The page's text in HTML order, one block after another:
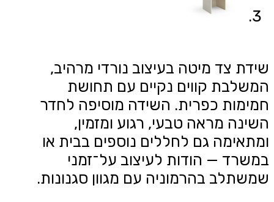
שידת צד מיטה בעיצוב נורדי מרהיב,
המשלבת קווים נקיים עם תחושת
חמימות כפרית. השידה מוסיפה לחדר
השינה מראה טבעי, רגוע ומזמין,
ומתאימה גם לחללים נוספים בבית או
במשרד — הודות לעיצוב על־זמני
שמשתלב בהרמוניה עם מגוון סגנונות.